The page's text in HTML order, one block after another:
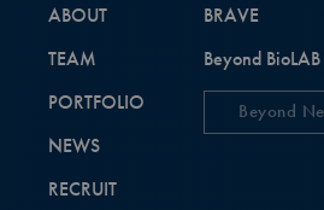
ABOUT
TEAM
PORTFOLIO
NEWS
RECRUIT
BRAVE
Beyond
Beyond